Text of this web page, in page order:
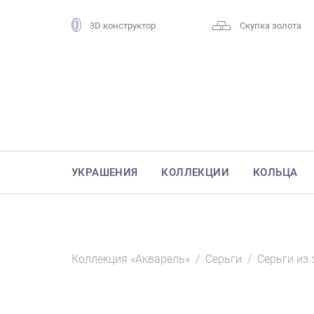
3D конструктор Скупка золота
УКРАШЕНИЯ КОЛЛЕКЦИИ КОЛЬЦА
Коллекция «Акварель» / Серьги / Серьги из